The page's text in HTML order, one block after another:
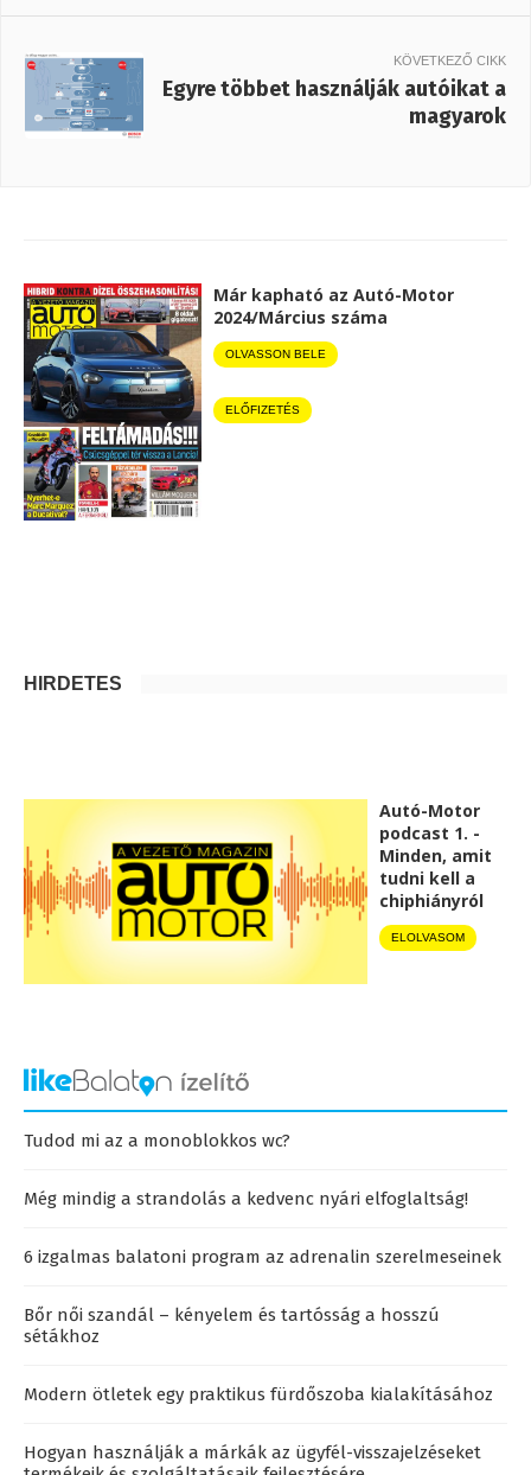
KÖVETKEZŐ CIKK
Egyre többet használják autóikat a
magyarok
Már kapható az Autó-Motor
2024/Március száma
OLVASSON BELE
ELŐFIZETÉS
HIRDETÉS
Autó-Motor
podcast 1. -
Minden, amit
tudni kell a
chiphiányról
ELOLVASOM
Tudod mi az a monoblokkos wc?
Még mindig a strandolás a kedvenc nyári elfoglaltság!
6 izgalmas balatoni program az adrenalin szerelmeseinek
Bőr női szandál – kényelem és tartósság a hosszú
sétákhoz
Modern ötletek egy praktikus fürdőszoba kialakításához
Hogyan használják a márkák az ügyfél-visszajelzéseket